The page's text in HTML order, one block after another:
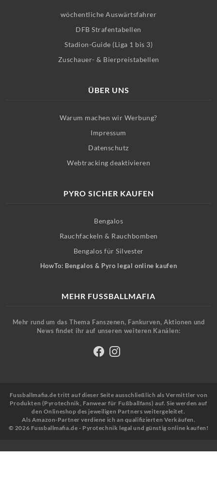
wöchentliche Auswärtsfahrer
DFB Strafentabellen
Stadion-Guide (Liga 1 bis 3)
Zuschauer- & Bierpreistabellen
ÜBER UNS
Warum machen wir Werbung?
Impressum
Datenschutz
Webtracking deaktivieren
PYRO SICHER KAUFEN
Bengalos
Rauchfackeln & Rauchbomben
Bengalos für Silvester
HowTo: Bengalos & Pyro legal online kaufen
MEHR FUSSBALLMAFIA
Mehr rund um das Thema Fanszenen, Fankurven, Aktionen und
News findet ihr auf unseren weiteren Kanälen:
Fussballmafia.de tritt auf dieser Seite ausschließlich als Vermittler von
Produkten (Pyrotechnik, Fanwear für Fußballfans) auf. Sie werden auf
den Onlineshop des jeweiligen Partners weitergeleitet.
Als Amazon-Partner verdiene ich an qualifizierten Verkäufen.
© 2026 Fussballmafia.de - Pyrotechnik legal und günstig online kaufen!